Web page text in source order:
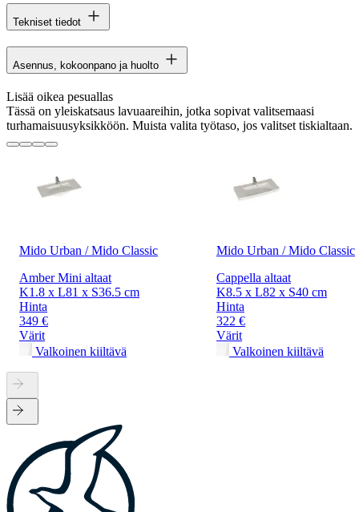
Tekniset tiedot
Asennus, kokoonpano ja huolto
Lisää oikea pesuallas
Tässä on yleiskatsaus lavuaareihin, jotka sopivat valitsemaasi
turhamaisuusyksikköön. Muista valita työtaso, jos valitset tiskialtaan.
Mido Urban / Mido Classic
Amber Mini altaat
K1.8 x L81 x S36.5 cm
Hinta
349 €
Värit
Valkoinen kiiltävä
Mido Urban / Mido Classic
Cappella altaat
K8.5 x L82 x S40 cm
Hinta
322 €
Värit
Valkoinen kiiltävä